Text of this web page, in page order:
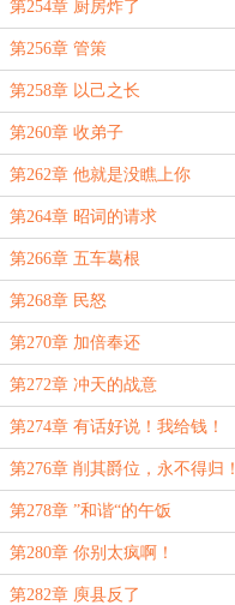
第254章 厨房炸了
第256章 管策
第258章 以己之长
第260章 收弟子
第262章 他就是没瞧上你
第264章 昭词的请求
第266章 五车葛根
第268章 民怒
第270章 加倍奉还
第272章 冲天的战意
第274章 有话好说！我给钱！
第276章 削其爵位，永不得归！
第278章 ”和谐“的午饭
第280章 你别太疯啊！
第282章 庾县反了